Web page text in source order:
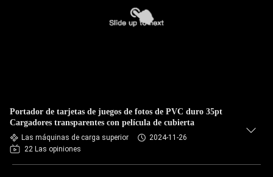
Portador de tarjetas de juegos de fotos de PVC duro 35pt
Cargadores transparentes con película de cubierta
Las máquinas de carga superior
2024-11-26
22 Las opiniones